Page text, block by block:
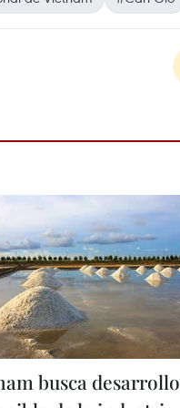
busca desarrollo